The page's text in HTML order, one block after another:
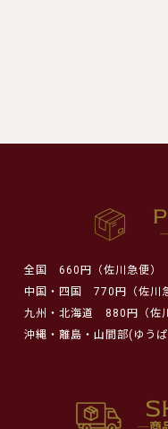
全国
660円（佐川急便）
中国・四国
770円（佐川
九州・北海道
880円（佐
沖縄・離島・山間部(ゆう